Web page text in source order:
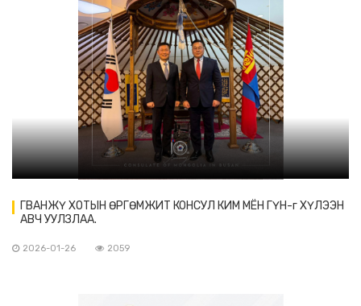
ГВАНЖҮ ХОТЫН ӨРГӨМЖИТ КОНСУЛ КИМ МЁН ГҮН-г ХҮЛЭЭН
АВЧ УУЛЗЛАА.
2026-01-26 2059